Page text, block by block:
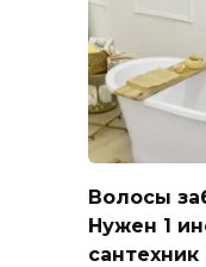
Волосы
Нужен 1